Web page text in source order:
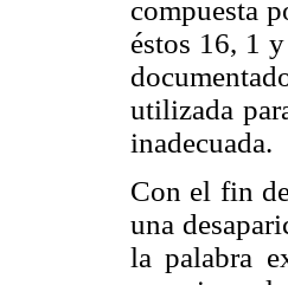
compuesta
éstos 16, 1
utilizada
inadecuada.
Con el fin
una
la palabra